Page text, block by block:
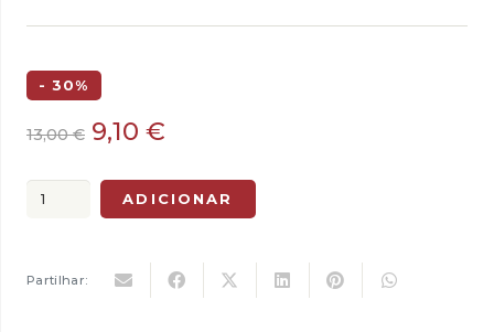
- 30%
13,00€ O
original
era:
9,10 €
atual
é:
Quantidade
Mundo
ADICIONAR
Partilhar: